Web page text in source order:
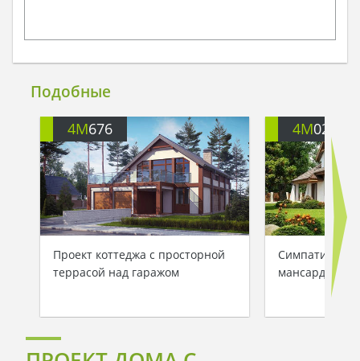
Подобные
4M676
Проект коттеджа с просторной
террасой над гаражом
4M020
Симпатичный
мансардой и